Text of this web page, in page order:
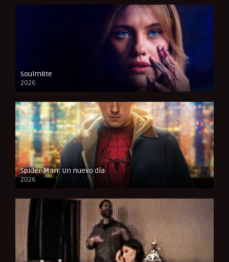
Soulm8te
2026
FULL HD
Spider-Man: Un nuevo día
2026
CAM